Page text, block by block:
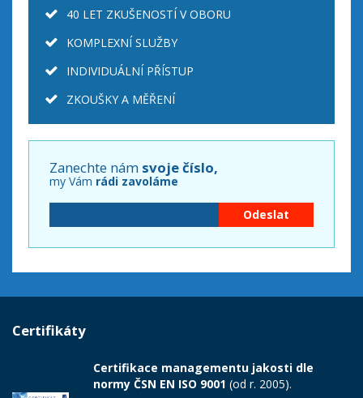
40 LET ZKUŠENOSTÍ V OBORU
KOMPLEXNÍ SLUŽBY
INDIVIDUÁLNÍ PŘÍSTUP
ZKOUŠKY A MĚŘENÍ
Zanechte nám svoje číslo,
my Vám rádi zavoláme
Certifikáty
Certifikace managementu jakosti dle
normy ČSN EN ISO 9001 (od r. 2005).